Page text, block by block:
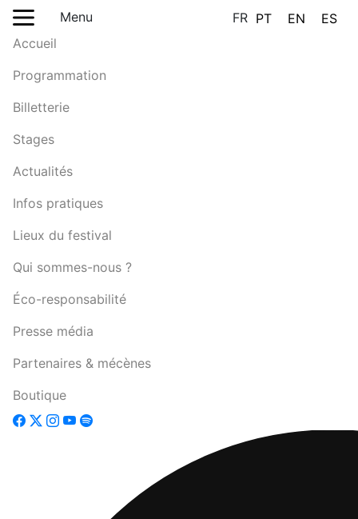
Menu FR PT EN
ES
Accueil
Programmation
Billetterie
Stages
Actualités
Infos pratiques
Lieux du festival
Qui sommes-nous ?
Éco-responsabilité
Presse média
Partenaires & mécènes
Boutique